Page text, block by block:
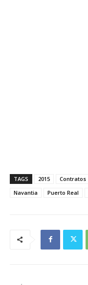
TAGS 2015 Contratos
Navantia
Puerto Real